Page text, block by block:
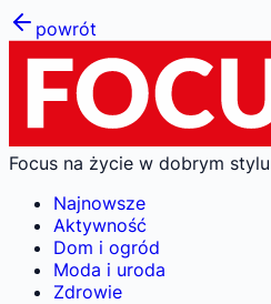
powrót
Focus na życie w dobrym stylu
Najnowsze
Aktywność
Dom i ogród
Moda i uroda
Zdrowie